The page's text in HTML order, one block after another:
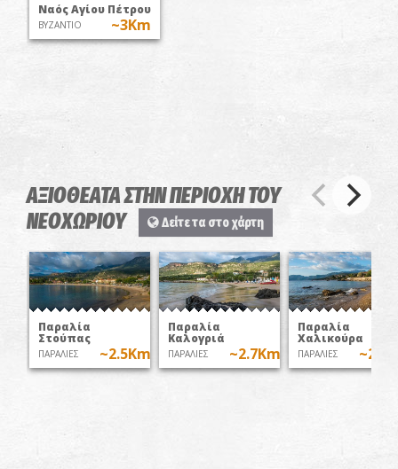
Ναός Αγίου Πέτρου
ΒΥΖΑΝΤΙΟ ~3Km
ΑΞΙΟΘΕΑΤΑ ΣΤΗΝ ΠΕΡΙΟΧΗ ΤΟΥ
ΝΕΟΧΩΡΙΟΥ
Δείτε τα στο χάρτη
Παραλία
Στούπας
ΠΑΡΑΛΙΕΣ ~2.5Km
Παραλία
Καλογριά
ΠΑΡΑΛΙΕΣ ~2.7Km
Παραλία
Χαλικούρα
ΠΑΡΑΛΙΕΣ